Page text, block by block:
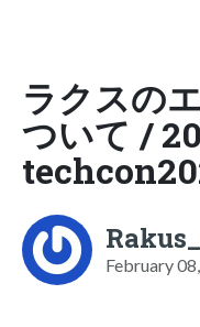
ラクスの
ついて /
February